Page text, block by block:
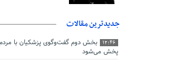
جدیدترین مقالات
12:46
بخش دوم گفت‌وگوی پزشکیان با
پخش می‌شود